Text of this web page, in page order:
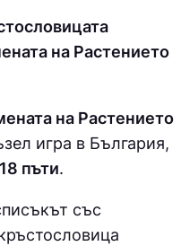
на Растението
на Растението
игра в България,
18 пъти.
със